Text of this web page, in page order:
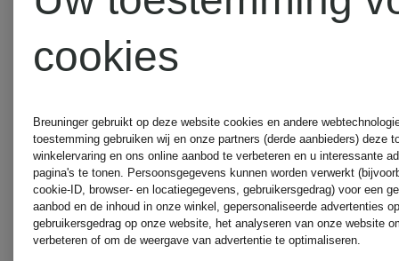
CAIN
MILANO
ITALY
cookies
Breuninger gebruikt op deze website cookies en andere
toestemming gebruiken wij en onze partners (derde aanbieders) deze
winkelervaring en ons online aanbod te verbeteren en u interessante
pagina's te tonen. Persoonsgegevens kunnen worden verwerkt
cookie-ID, browser- en locatiegegevens, gebruikersgedrag) voor een
aanbod en de inhoud in onze winkel, gepersonaliseerde advertenties
gebruikersgedrag op onze website, het analyseren van onze website
verbeteren of om de weergave van advertentie te optimaliseren.